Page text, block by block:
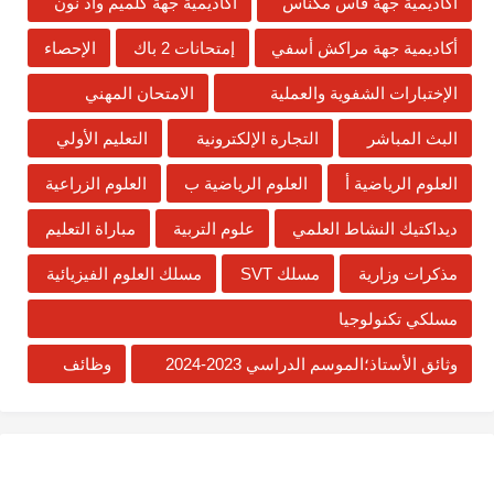
أكاديمية جهة مراكش أسفي إمتحانات 2 باك الإحصاء
الإختبارات الشفوية والعملية الامتحان المهني
البث المباشر التجارة الإلكترونية التعليم الأولي
العلوم الرياضية أ العلوم الرياضية ب العلوم الزراعية
ديداكتيك النشاط العلمي علوم التربية مباراة التعليم
مذكرات وزارية مسلك SVT مسلك العلوم الفيزيائية
مسلكي تكنولوجيا
وثائق الأستاذ؛الموسم الدراسي 2023-2024 وظائف